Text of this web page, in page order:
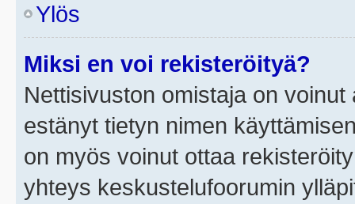
Ylös
Miksi en voi rekisteröityä?
Nettisivuston omistaja on
estänyt tietyn nimen
on myös voinut ottaa
yhteys keskustelufoorumin